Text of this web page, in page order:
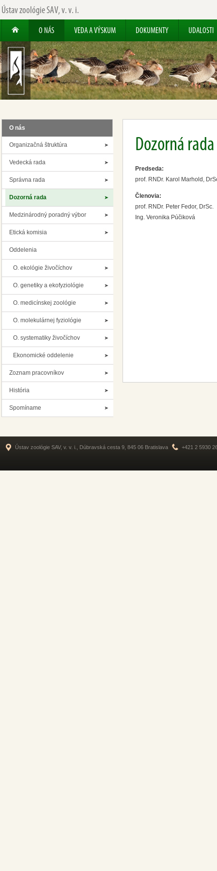
Ústav zoológie SAV, v. v. i.
O NÁS VEDA A VÝSKUM DOKUMENTY UDALOSTI
O nás
Organizačná štruktúra
Vedecká rada
Správna rada
Dozorná rada
Medzinárodný poradný výbor
Etická komisia
Oddelenia
O. ekológie živočíchov
O. genetiky a ekofyziológie
O. medicínskej zoológie
O. molekulárnej fyziológie
O. systematiky živočíchov
Ekonomické oddelenie
Zoznam pracovníkov
História
Spomíname
Dozorná rada
Predseda:
prof. RNDr. Karol Marhold,
Členovia:
prof. RNDr. Peter Fedor, DrSc.
Ing. Veronika Púčiková
Ústav zoológie SAV, v. v. i., Dúbravská cesta 9, 845 06 Bratislava +421 2 5930